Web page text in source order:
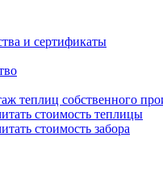
и сертификаты
теплиц собственного
стоимость теплицы
стоимость забора